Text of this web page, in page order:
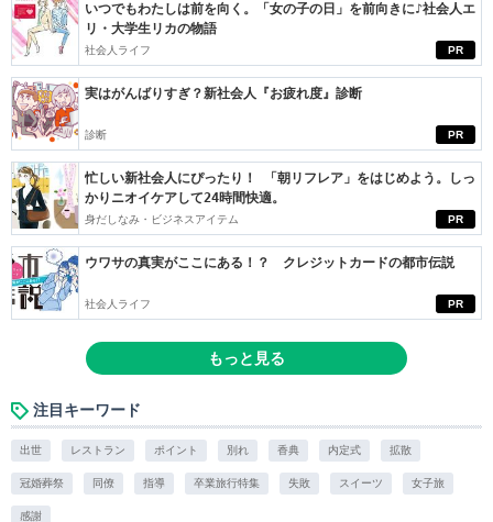
PR
いつでもわたしは前を向く。「女の子の日」を前向きに♪社会人エ
リ・大学生リカの物語
社会人ライフ
PR
実はがんばりすぎ？新社会人『お疲れ度』診断
診断
PR
忙しい新社会人にぴったり！ 「朝リフレア」をはじめよう。しっ
かりニオイケアして24時間快適。
身だしなみ・ビジネスアイテム
PR
ウワサの真実がここにある！？ クレジットカードの都市伝説
社会人ライフ
もっと見る
注目キーワード
出世 レストラン ポイント 別れ 香典 内定式 拡散
冠婚葬祭 同僚 指導 卒業旅行特集 失敗 スイーツ 女子旅
感謝